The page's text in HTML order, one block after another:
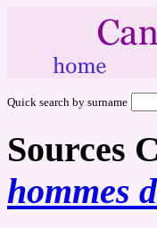
Quick search by surname
Sources
hommes